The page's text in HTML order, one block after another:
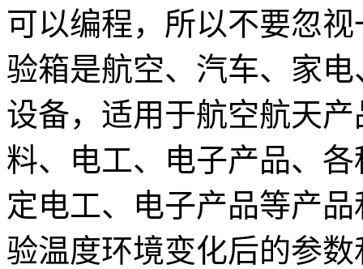
可以编程，所以不要忽
验箱是航空、汽车、家
设备，适用于航空航天
料、电工、电子产品、
定电工、电子产品等产
验温度环境变化后的参